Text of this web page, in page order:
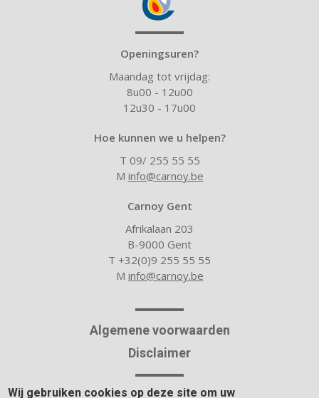
Openingsuren?
Maandag tot vrijdag:
8u00 - 12u00
12u30 - 17u00
Hoe kunnen we u helpen?
T 09/ 255 55 55
M info@carnoy.be
Carnoy Gent
Afrikalaan 203
B-9000 Gent
T +32(0)9 255 55 55
M info@carnoy.be
Algemene voorwaarden
Disclaimer
Over Carnoy
Wij gebruiken cookies op deze site om uw